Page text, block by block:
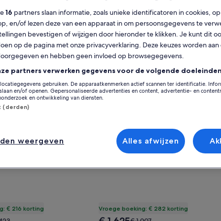
10 Min to Strip!
Cottage - Jersey Shore
FIFA fans, Netflix community
(2 beoordelingen)
€ 216 korting
voor Ideal Beach Cottage - Jersey Shore Visitors, FIFA fans,
Gallery
Carousel
Groot zwembad op het zuiden /
Mickey Mouse jacuzzi met
natuurgebied - INCLUSIEVE
Clermont
9,8 Uitzonderlijk (83 beoordelingen)
Vroege boeking: € 282 korting
De
Deal bekijken voor Groot
16 partners slaan informatie, zoals unieke identificatoren in cookies,
en/of lezen deze van een apparaat in om persoonsgegevens te
bevestigen of wijzigen door hieronder te klikken. Je kunt dit
op de pagina met onze privacyverklaring. Deze keuzes worden aan
en hebben geen invloed op browsegegevens.
partners verwerken gegevens voor de volgende
gebruiken. De apparaatkenmerken actief scannen ter identificatie.
en/of openen. Gepersonaliseerde advertenties en content, advertentie- en
en ontwikkeling van diensten.
(derden)
weergeven Alles afwijzen